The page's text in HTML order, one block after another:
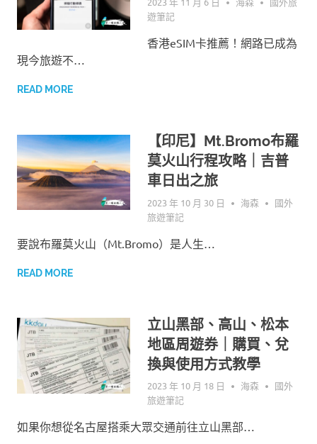
遊筆記
香港eSIM卡推薦！網路已成為
現今旅遊不…
READ MORE
【印尼】Mt.Bromo布羅
莫火山行程攻略｜吉普
車日出之旅
2023 年 10 月 30 日 海森
國外
旅遊筆記
要說布羅莫火山（Mt.Bromo）是人生…
READ MORE
立山黑部、高山、松本
地區周遊券｜購買、兌
換與使用方式教學
2023 年 10 月 18 日 海森
國外
旅遊筆記
如果你想從名古屋搭乘大眾交通前往立山黑部…